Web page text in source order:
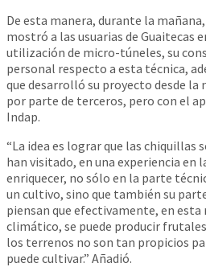
De esta manera, durante la
mostró a las usuarias de Guaitecas
utilización de micro-túneles, su
personal respecto a esta técnica,
que desarrolló su proyecto desde la
por parte de terceros, pero con el
Indap.
“La idea es lograr que las chiquillas
han visitado, en una experiencia en
enriquecer, no sólo en la parte
un cultivo, sino que también su
piensan que efectivamente, en
climático, se puede producir
los terrenos no son tan propicios
puede cultivar.” Añadió.